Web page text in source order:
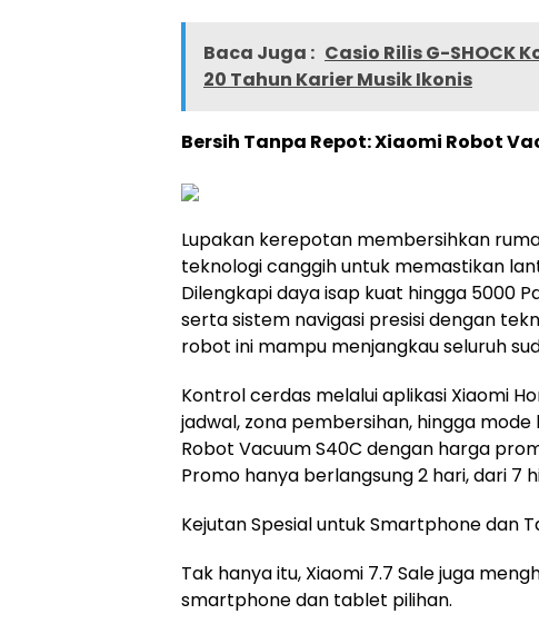
Baca Juga : Casio Rilis G-SHOCK
20 Tahun Karier Musik Ikonis
Bersih Tanpa Repot: Xiaomi Robot
Lupakan kerepotan membersihkan
teknologi canggih untuk memastikan
Dilengkapi daya isap kuat hingga 5000
serta sistem navigasi presisi dengan
robot ini mampu menjangkau seluruh
Kontrol cerdas melalui aplikasi Xiaomi
jadwal, zona pembersihan, hingga
Robot Vacuum S40C dengan harga
Promo hanya berlangsung 2 hari, dari 7
Kejutan Spesial untuk Smartphone dan
Tak hanya itu, Xiaomi 7.7 Sale juga
smartphone dan tablet pilihan.